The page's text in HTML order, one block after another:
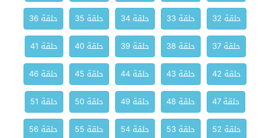
حلقة 32
حلقة 33 حلقة 34 حلقة 35
حلقة 36
حلقة 37
حلقة 38 حلقة 39 حلقة 40
حلقة 41
حلقة 42
حلقة 43 حلقة 44 حلقة 45
حلقة 46
حلقة 47
حلقة 48 حلقة 49 حلقة 50
حلقة 51
حلقة 52
حلقة 53 حلقة 54 حلقة 55
حلقة 56